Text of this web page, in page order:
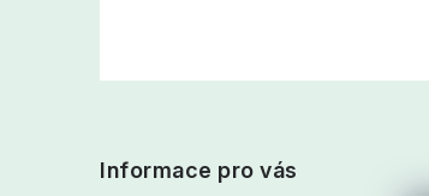
Informace pro vás